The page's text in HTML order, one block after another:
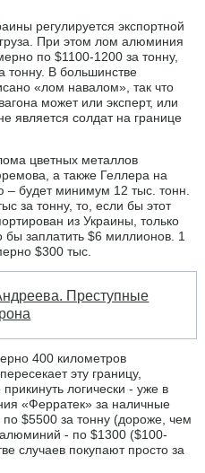
регулируется экспортной
При этом лом алюминия
по $1100-1200 за тонну,
тонну. В большинстве
«лом навалом», так что
может или эксперт, или
является солдат на границе
цветных металлов
а также Геллера на
– будет минимум 12 тыс. тонн.
за тонну, то, если бы этот
из Украины, только
заплатить $6 миллионов. 1
$300 тыс.
Преступные
400 километров
эту границу,
логически - уже в
«Ферратек» за наличные
$5500 за тонну (дороже, чем
- по $1300 ($100-
случаев покупают просто за